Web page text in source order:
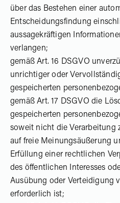
über das Bestehen einer
Entscheidungsfindung
aussagekräftigen
verlangen;
gemäß Art. 16 DSGVO
unrichtiger oder
gespeicherten
gemäß Art. 17 DSGVO die
gespeicherten
soweit nicht die Verarbeitung
auf freie Meinungsäußerung
Erfüllung einer rechtlichen
des öffentlichen Interesses
Ausübung oder Verteidigung
erforderlich ist;